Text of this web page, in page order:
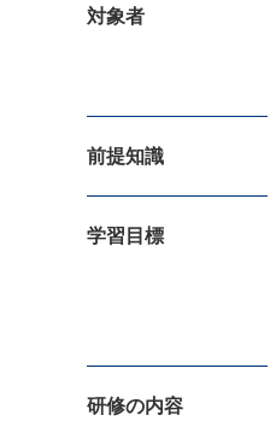
対象者
前提知識
学習目標
研修の内容